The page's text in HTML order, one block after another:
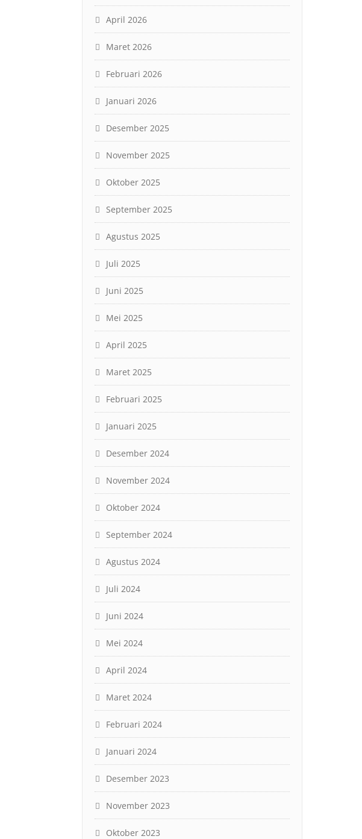
April 2026
Maret 2026
Februari 2026
Januari 2026
Desember 2025
November 2025
Oktober 2025
September 2025
Agustus 2025
Juli 2025
Juni 2025
Mei 2025
April 2025
Maret 2025
Februari 2025
Januari 2025
Desember 2024
November 2024
Oktober 2024
September 2024
Agustus 2024
Juli 2024
Juni 2024
Mei 2024
April 2024
Maret 2024
Februari 2024
Januari 2024
Desember 2023
November 2023
Oktober 2023